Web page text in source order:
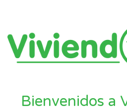
Bienvenidos a